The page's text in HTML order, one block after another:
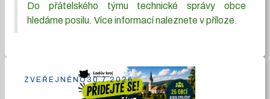
Do přátelského týmu technické správy obce
hledáme posilu. Více informací naleznete v příloze.
ZVEŘEJNĚNO30.7.2026